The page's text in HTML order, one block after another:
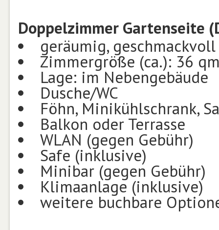
Doppelzimmer Gartenseite
geräumig, geschmackvoll
Zimmergröße (ca.): 36
Lage: im Nebengebäude
Dusche/WC
Föhn, Minikühlschrank,
Balkon oder Terrasse
WLAN (gegen Gebühr)
Safe (inklusive)
Minibar (gegen Gebühr)
Klimaanlage (inklusive)
weitere buchbare